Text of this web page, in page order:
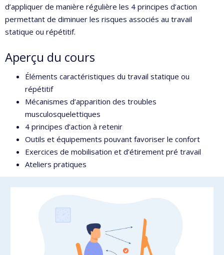
d’appliquer de manière régulière les 4 principes d’action
permettant de diminuer les risques associés au travail
statique ou répétitif.
Aperçu du cours
Éléments caractéristiques du travail statique ou
répétitif
Mécanismes d’apparition des troubles
musculosquelettiques
4 principes d’action à retenir
Outils et équipements pouvant favoriser le confort
Exercices de mobilisation et d’étirement pré travail
Ateliers pratiques